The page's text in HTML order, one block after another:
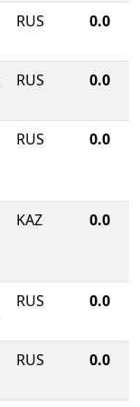
RUS 0.0
RUS 0.0
RUS 0.0
KAZ 0.0
RUS 0.0
RUS 0.0